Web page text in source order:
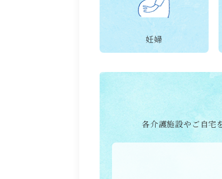
妊婦
各介護施設やご自宅